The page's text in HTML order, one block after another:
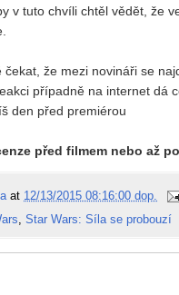
v tuto chvíli chtěl vědět, že
čekat, že mezi novináři se
případně na internet dá
den před premiérou
před filmem nebo až
at 12/13/2015 08:16:00 dop.
Star Wars: Síla se probouzí